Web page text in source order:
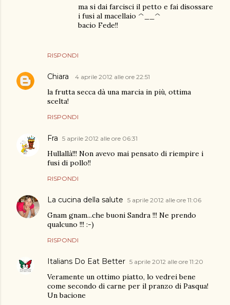
RISPONDI
ma si dai farcisci il petto e fai disossare
i fusi al macellaio ^__^
bacio Fede!!
Chiara 4 aprile 2012 alle ore 22:51
la frutta secca dà una marcia in più, ottima
scelta!
RISPONDI
Fra 5 aprile 2012 alle ore 06:31
Hullallà!!! Non avevo mai pensato di riempire i
fusi di pollo!!
RISPONDI
La cucina della salute 5 aprile 2012 alle ore 11:06
Gnam gnam...che buoni Sandra !!! Ne prendo
qualcuno !!! :-)
RISPONDI
Italians Do Eat Better 5 aprile 2012 alle ore 11:20
Veramente un ottimo piatto, lo vedrei bene
come secondo di carne per il pranzo di Pasqua!
Un bacione